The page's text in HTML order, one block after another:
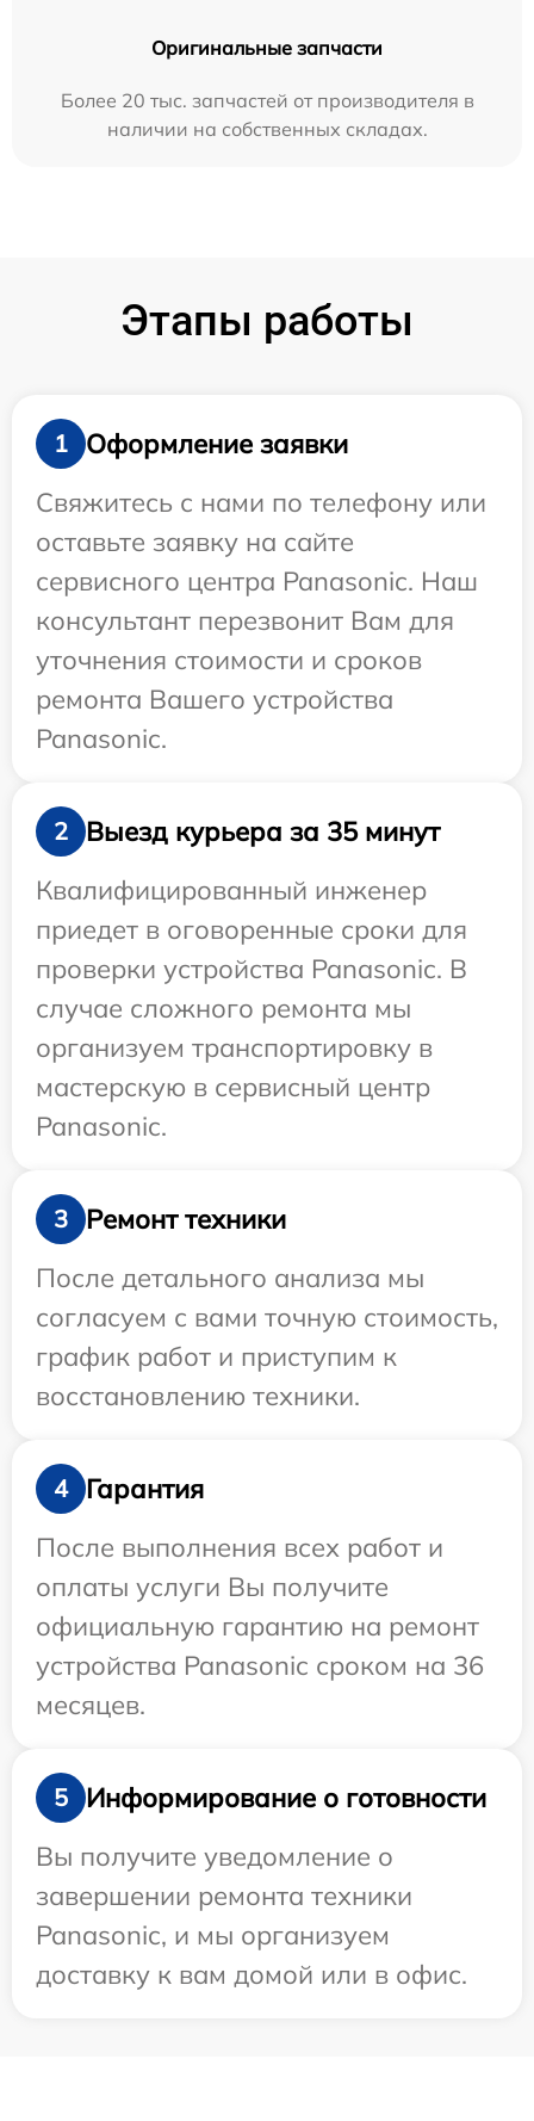
Оригинальные запчасти
Более 20 тыс. запчастей от производителя в
наличии на собственных складах.
Этапы работы
1
Оформление заявки
Свяжитесь с нами по телефону или
оставьте заявку на сайте
сервисного центра Panasonic. Наш
консультант перезвонит Вам для
уточнения стоимости и сроков
ремонта Вашего устройства
Panasonic.
2
Выезд курьера за 35 минут
Квалифицированный инженер
приедет в оговоренные сроки для
проверки устройства Panasonic. В
случае сложного ремонта мы
организуем транспортировку в
мастерскую в сервисный центр
Panasonic.
3
Ремонт техники
После детального анализа мы
согласуем с вами точную стоимость,
график работ и приступим к
восстановлению техники.
4
Гарантия
После выполнения всех работ и
оплаты услуги Вы получите
официальную гарантию на ремонт
устройства Panasonic сроком на 36
месяцев.
5
Информирование о готовности
Вы получите уведомление о
завершении ремонта техники
Panasonic, и мы организуем
доставку к вам домой или в офис.